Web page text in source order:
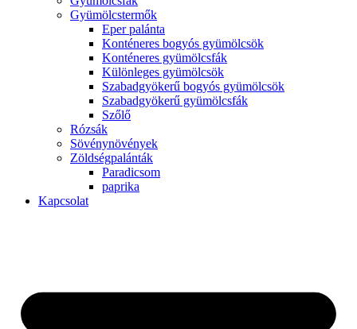
Gyümölcstermők
Eper palánta
Konténeres bogyós gyümölcsök
Konténeres gyümölcsfák
Különleges gyümölcsök
Szabadgyökerű bogyós gyümölcsök
Szabadgyökerű gyümölcsfák
Szőlő
Rózsák
Sövénynövények
Zöldségpalánták
Paradicsom
paprika
Kapcsolat